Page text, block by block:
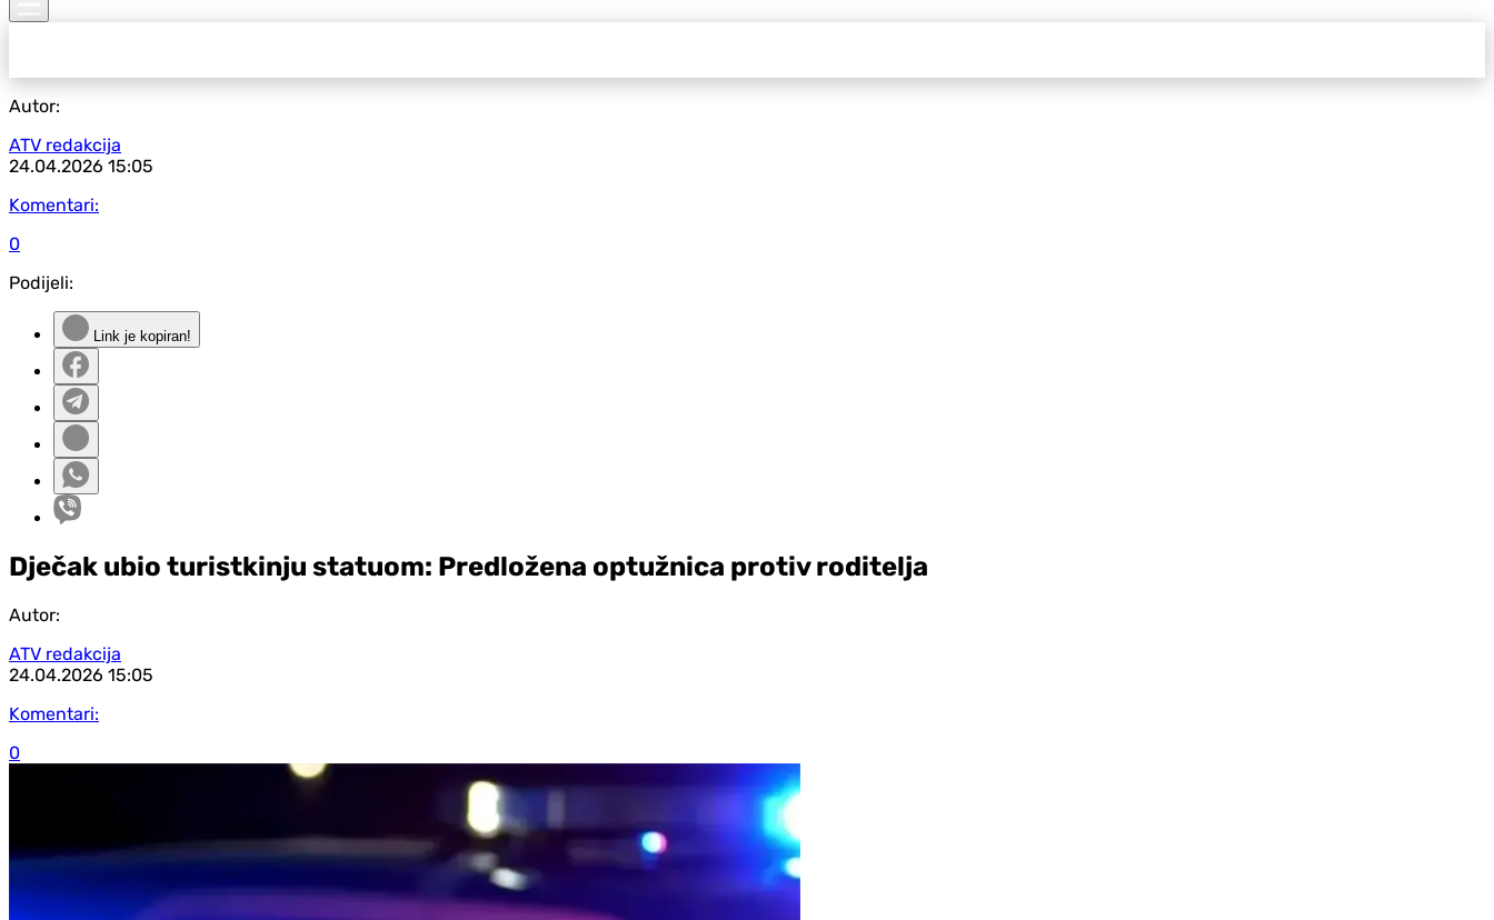
Autor:
ATV redakcija
24.04.2026 15:05
Komentari:
0
Podijeli:
Link je kopiran!
Dječak ubio turistkinju statuom: Predložena optužnica protiv roditelja
Autor:
ATV redakcija
24.04.2026 15:05
Komentari:
0